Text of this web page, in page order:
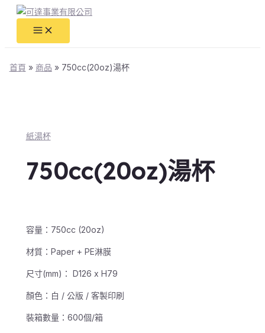
容
Menu
首頁 商品 750cc(20oz)湯杯
紙湯杯
750cc(20oz)湯杯
容量：750cc (20oz)
材質：Paper + PE淋膜
尺寸(mm)： D126 x H79
顏色：白 / 公版 / 客製印刷
裝箱數量：600個/箱